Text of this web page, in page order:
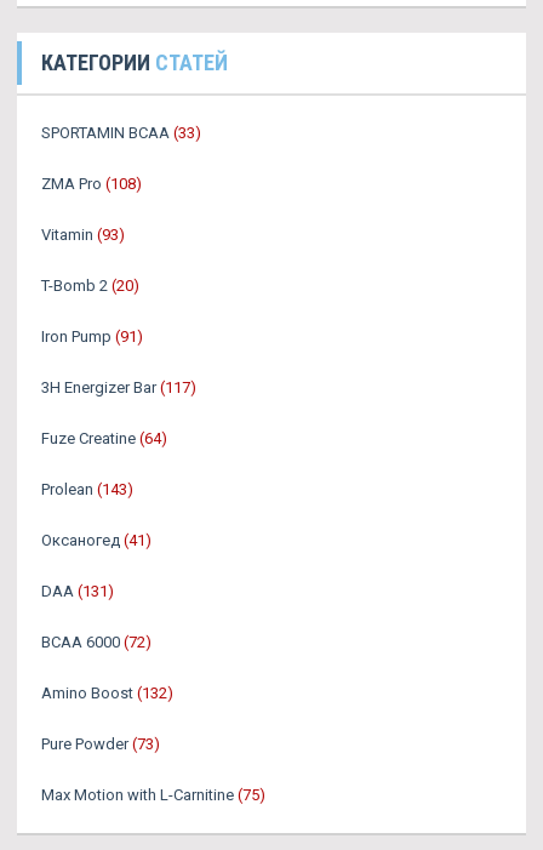
КАТЕГОРИИ СТАТЕЙ
SPORTAMIN ВСАА (33)
ZMA Pro (108)
Vitamin (93)
T-Bomb 2 (20)
Iron Pump (91)
3H Energizer Bar (117)
Fuze Creatine (64)
Prolean (143)
Оксаногед (41)
DAA (131)
BCAA 6000 (72)
Amino Boost (132)
Pure Powder (73)
Max Motion with L-Carnitine (75)